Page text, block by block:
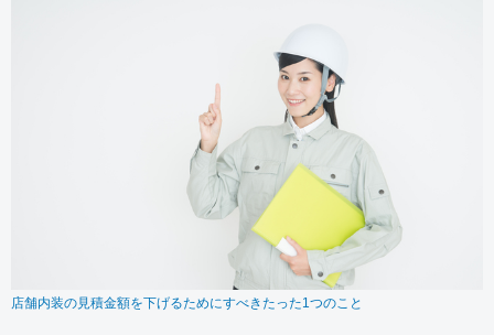
店舗内装の見積金額を下げるためにすべきたった1つのこと